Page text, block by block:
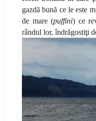
gazdă bună ce le este
de mare (puffini) ce
rândul lor, îndrăgostiţi